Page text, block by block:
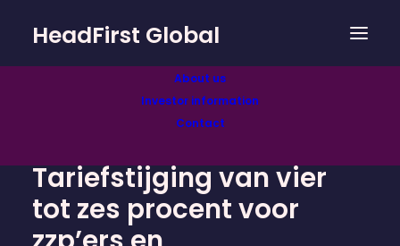
HeadFirst Global
About us
Investor information
Contact
Tariefstijging van vier
tot zes procent voor